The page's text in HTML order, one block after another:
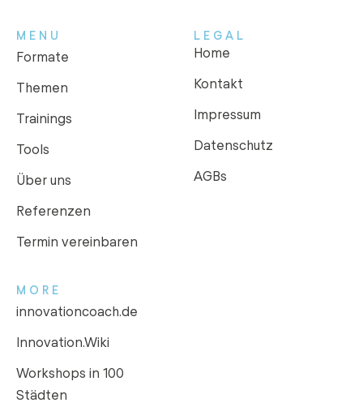
MENU
Formate
Themen
Trainings
Tools
Über uns
Referenzen
Termin vereinbaren
LEGAL
Home
Kontakt
Impressum
Datenschutz
AGBs
MORE
innovationcoach.de
Innovation.Wiki
Workshops in 100
Städten